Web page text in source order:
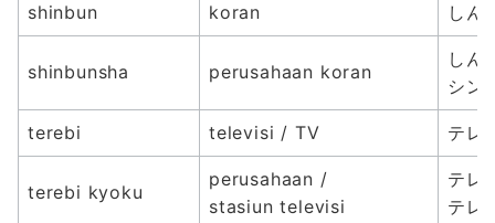
shinbun koran しん
shinbunsha perusahaan koran
しん
シン
terebi televisi / TV テレ
terebi kyoku
perusahaan /
stasiun televisi
テレ
テレ